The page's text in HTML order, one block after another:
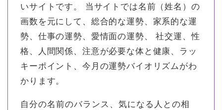
いサイトです。
当サイトでは名前（姓名）の
画数を元にして、総合的な運勢、家系的な運
勢、仕事の運勢、愛情面の運勢、 社交運、性
格、人間関係、注意が必要な体と健康、ラッ
キーポイント、今月の運勢バイオリズムがわ
かります。
自分の名前のバランス、気になる人との相